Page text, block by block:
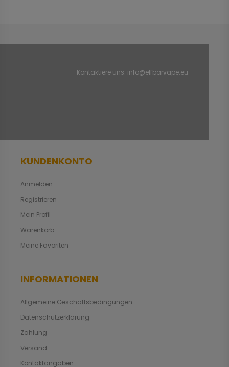
Kontaktiere uns: info@elfbarvape.eu
KUNDENKONTO
Anmelden
Registrieren
Mein Profil
Warenkorb
Meine Favoriten
INFORMATIONEN
Allgemeine Geschäftsbedingungen
Datenschutzerklärung
Zahlung
Versand
Kontaktangaben